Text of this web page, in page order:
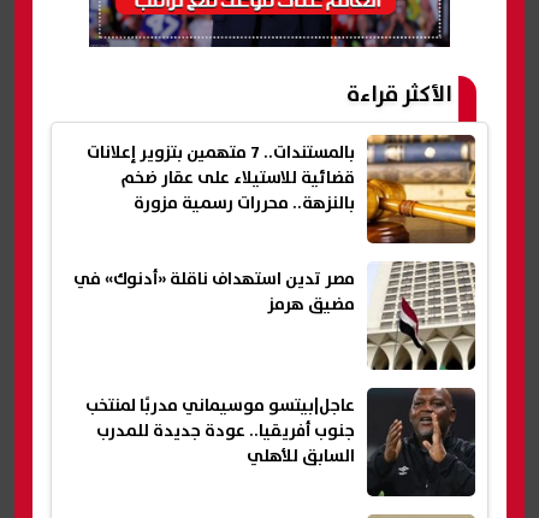
الأكثر قراءة
بالمستندات.. 7 متهمين بتزوير إعلانات
قضائية للاستيلاء على عقار ضخم
بالنزهة.. محررات رسمية مزورة
مصر تدين استهداف ناقلة «أدنوك» في
مضيق هرمز
عاجل|بيتسو موسيماني مدربًا لمنتخب
جنوب أفريقيا.. عودة جديدة للمدرب
السابق للأهلي